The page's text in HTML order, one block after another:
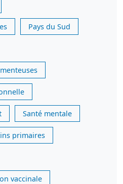
Pays du Sud
Santé mentale
primaires
vaccinale